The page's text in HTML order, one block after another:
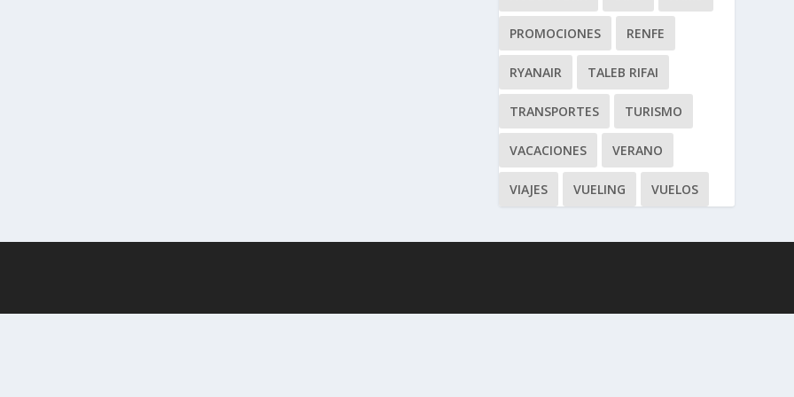
PROMOCIONES RENFE
RYANAIR TALEB RIFAI
TRANSPORTES TURISMO
VACACIONES VERANO
VIAJES VUELING VUELOS